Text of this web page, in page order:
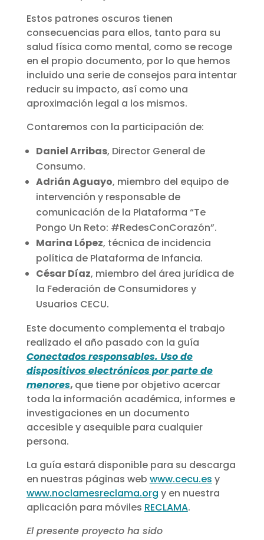
Estos patrones oscuros tienen
consecuencias para ellos, tanto para su
salud física como mental, como se recoge
en el propio documento, por lo que hemos
incluido una serie de consejos para intentar
reducir su impacto, así como una
aproximación legal a los mismos.
Contaremos con la participación de:
Daniel Arribas, Director General de
Consumo.
Adrián Aguayo, miembro del equipo de
intervención y responsable de
comunicación de la Plataforma “Te
Pongo Un Reto: #RedesConCorazón”.
Marina López, técnica de incidencia
política de Plataforma de Infancia.
César Díaz, miembro del área jurídica de
la Federación de Consumidores y
Usuarios CECU.
Este documento complementa el trabajo
realizado el año pasado con la guía
Conectados responsables. Uso de
dispositivos electrónicos por parte de
menores, que tiene por objetivo acercar
toda la información académica, informes e
investigaciones en un documento
accesible y asequible para cualquier
persona.
La guía estará disponible para su descarga
en nuestras páginas web www.cecu.es y
www.noclamesreclama.org y en nuestra
aplicación para móviles RECLAMA.
El presente proyecto ha sido